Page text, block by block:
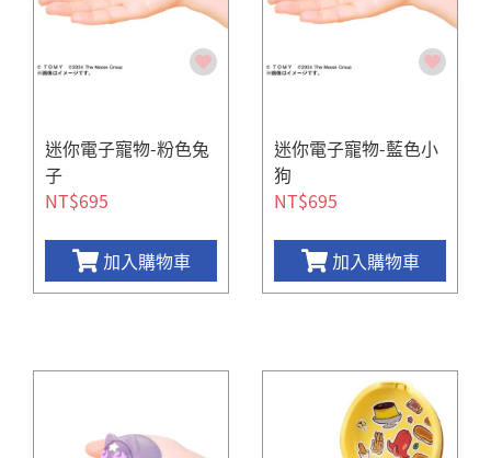
迷你電子寵物-粉色兔
子
NT$695
加入購物車
迷你電子寵物-藍色小
狗
NT$695
加入購物車